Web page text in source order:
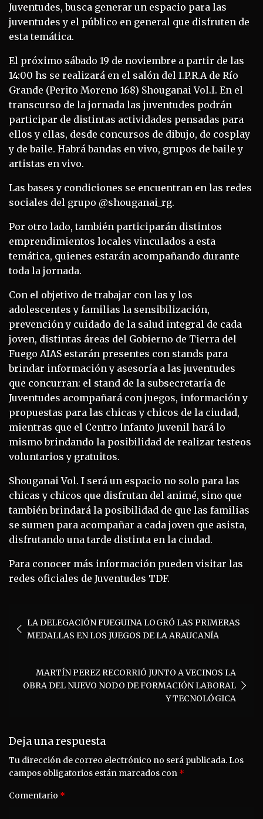
Juventudes, busca generar un espacio para las
juventudes y el público en general que disfruten de
esta temática.
El próximo sábado 19 de noviembre a partir de las
14:00 hs se realizará en el salón del I.P.R.A de Río
Grande (Perito Moreno 168) Shouganai Vol.I. En el
transcurso de la jornada las juventudes podrán
participar de distintas actividades pensadas para
ellos y ellas, desde concursos de dibujo, de cosplay
y de baile. Habrá bandas en vivo, grupos de baile y
artistas en vivo.
Las bases y condiciones se encuentran en las redes
sociales del grupo @shouganai_rg.
Por otro lado, también participarán distintos
emprendimientos locales vinculados a esta
temática, quienes estarán acompañando durante
toda la jornada.
Con el objetivo de trabajar con las y los
adolescentes y familias la sensibilización,
prevención y cuidado de la salud integral de cada
joven, distintas áreas del Gobierno de Tierra del
Fuego AIAS estarán presentes con stands para
brindar información y asesoría a las juventudes
que concurran: el stand de la subsecretaría de
Juventudes acompañará con juegos, información y
propuestas para las chicas y chicos de la ciudad,
mientras que el Centro Infanto Juvenil hará lo
mismo brindando la posibilidad de realizar testeos
voluntarios y gratuitos.
Shouganai Vol. I será un espacio no solo para las
chicas y chicos que disfrutan del animé, sino que
también brindará la posibilidad de que las familias
se sumen para acompañar a cada joven que asista,
disfrutando una tarde distinta en la ciudad.
Para conocer más información pueden visitar las
redes oficiales de Juventudes TDF.
Navegación
de LA DELEGACIÓN FUEGUINA LOGRÓ LAS PRIMERAS
MEDALLAS EN LOS JUEGOS DE LA ARAUCANÍA
MARTÍN PEREZ RECORRIÓ JUNTO A VECINOS LA
OBRA DEL NUEVO NODO DE FORMACIÓN LABORAL
Y TECNOLÓGICA
Deja una respuesta
Tu dirección de correo electrónico no será publicada.Los
campos obligatorios están marcados con *
Comentario *